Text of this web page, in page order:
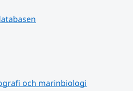
och marinbiologi